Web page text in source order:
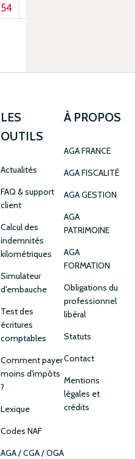
54
LES
OUTILS
Actualités
FAQ & support
client
Calcul des
indemnités
kilométriques
Simulateur
d'embauche
Test des
écritures
comptables
Comment payer
moins d'impôts
?
Lexique
Codes NAF
AGA / CGA / OGA
À PROPOS
AGA FRANCE
AGA FISCALITÉ
AGA GESTION
AGA
PATRIMOINE
AGA
FORMATION
Obligations du
professionnel
libéral
Statuts
Contact
Mentions
légales et
crédits